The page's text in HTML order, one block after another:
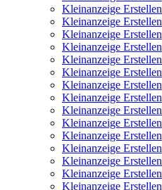
Kleinanzeige Erstellen
Kleinanzeige Erstellen
Kleinanzeige Erstellen
Kleinanzeige Erstellen
Kleinanzeige Erstellen
Kleinanzeige Erstellen
Kleinanzeige Erstellen
Kleinanzeige Erstellen
Kleinanzeige Erstellen
Kleinanzeige Erstellen
Kleinanzeige Erstellen
Kleinanzeige Erstellen
Kleinanzeige Erstellen
Kleinanzeige Erstellen
Kleinanzeige Erstellen